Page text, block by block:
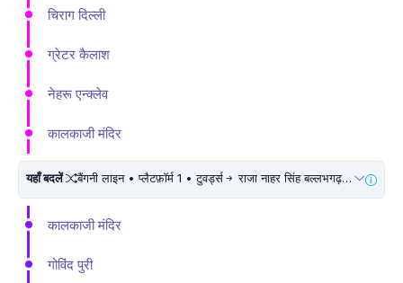
चिराग दिल्ली
ग्रेटर कैलाश
नेहरू एन्क्लेव
कालकाजी मंदिर
यहाँ बदलें बैंगनी लाइन • प्लैटफ़ॉर्म 1 • टुवर्ड्स राजा नाहर सिंह बल्लभगढ़ • 10 मिनट चलें
कालकाजी मंदिर
गोविंद पुरी